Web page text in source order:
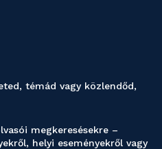
témád vagy közlendőd,
megkeresésekre –
helyi eseményekről vagy